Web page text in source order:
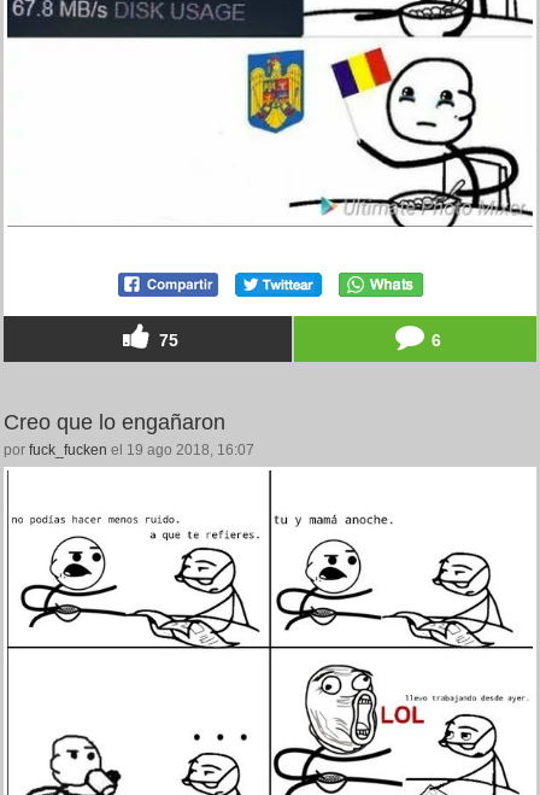
75 6
Creo que lo engañaron
por fuck_fucken el 19 ago 2018, 16:07